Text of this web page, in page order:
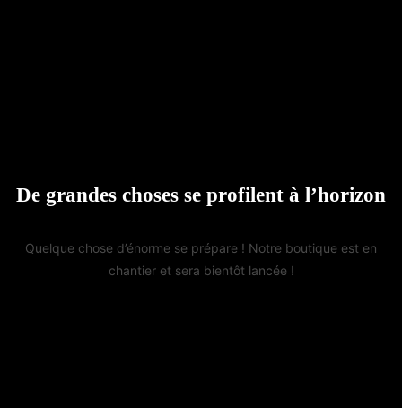
De grandes choses se profilent à l’horizon
Quelque chose d’énorme se prépare ! Notre boutique est en
chantier et sera bientôt lancée !